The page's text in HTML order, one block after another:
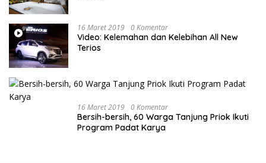
16 Maret 2019 0 Komentar
Video: Kelemahan dan Kelebihan All New
Terios
16 Maret 2019 0 Komentar
Bersih-bersih, 60 Warga Tanjung Priok Ikuti
Program Padat Karya